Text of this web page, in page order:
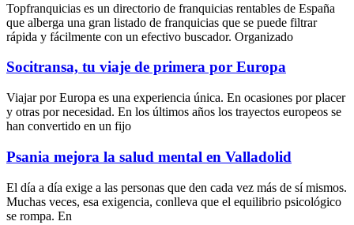
Topfranquicias es un directorio de franquicias rentables de España
que alberga una gran listado de franquicias que se puede filtrar
rápida y fácilmente con un efectivo buscador. Organizado
Socitransa, tu viaje de primera por Europa
Viajar por Europa es una experiencia única. En ocasiones por placer
y otras por necesidad. En los últimos años los trayectos europeos se
han convertido en un fijo
Psania mejora la salud mental en Valladolid
El día a día exige a las personas que den cada vez más de sí mismos.
Muchas veces, esa exigencia, conlleva que el equilibrio psicológico
se rompa. En